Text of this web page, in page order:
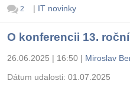
2 | IT novinky
O konferencii 13.
26.06.2025 | 16:50 | Miroslav
Dátum udalosti: 01.07.2025